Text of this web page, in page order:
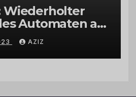
Wiederholter
Automaten am
in
Labachweg
AZIZ